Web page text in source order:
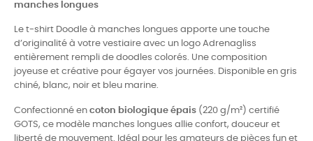
manches longues
Le t-shirt Doodle à manches longues apporte une touche
d’originalité à votre vestiaire avec un logo Adrenagliss
entièrement rempli de doodles colorés. Une composition
joyeuse et créative pour égayer vos journées. Disponible en gris
chiné, blanc, noir et bleu marine.
Confectionné en coton biologique épais (220 g/m²) certifié
GOTS, ce modèle manches longues allie confort, douceur et
liberté de mouvement. Idéal pour les amateurs de pièces fun et